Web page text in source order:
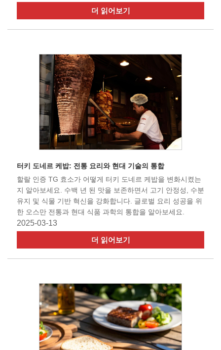
더 읽어보기
터키 도네르 케밥: 전통 요리와 현대 기술의 통합
할랄 인증 TG 효소가 어떻게 터키 도네르 케밥을 변화시켰는
지 알아보세요. 수백 년 된 맛을 보존하면서 고기 안정성, 수분
유지 및 식물 기반 혁신을 강화합니다. 글로벌 요리 성공을 위
한 오스만 전통과 현대 식품 과학의 통합을 알아보세요.
2025-03-13
더 읽어보기